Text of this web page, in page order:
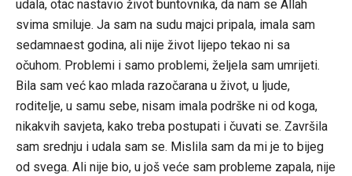
udala, otac nastavio život buntovnika, da nam se Allah
svima smiluje. Ja sam na sudu majci pripala, imala sam
sedamnaest godina, ali nije život lijepo tekao ni sa
očuhom. Problemi i samo problemi, željela sam umrijeti.
Bila sam već kao mlada razočarana u život, u ljude,
roditelje, u samu sebe, nisam imala podrške ni od koga,
nikakvih savjeta, kako treba postupati i čuvati se. Završila
sam srednju i udala sam se. Mislila sam da mi je to bijeg
od svega. Ali nije bio, u još veće sam probleme zapala, nije